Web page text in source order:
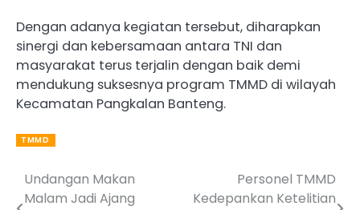
Dengan adanya kegiatan tersebut, diharapkan
sinergi dan kebersamaan antara TNI dan
masyarakat terus terjalin dengan baik demi
mendukung suksesnya program TMMD di wilayah
Kecamatan Pangkalan Banteng.
TMMD
Post
Undangan Makan
Malam Jadi Ajang
Personel TMMD
Kedepankan Ketelitian